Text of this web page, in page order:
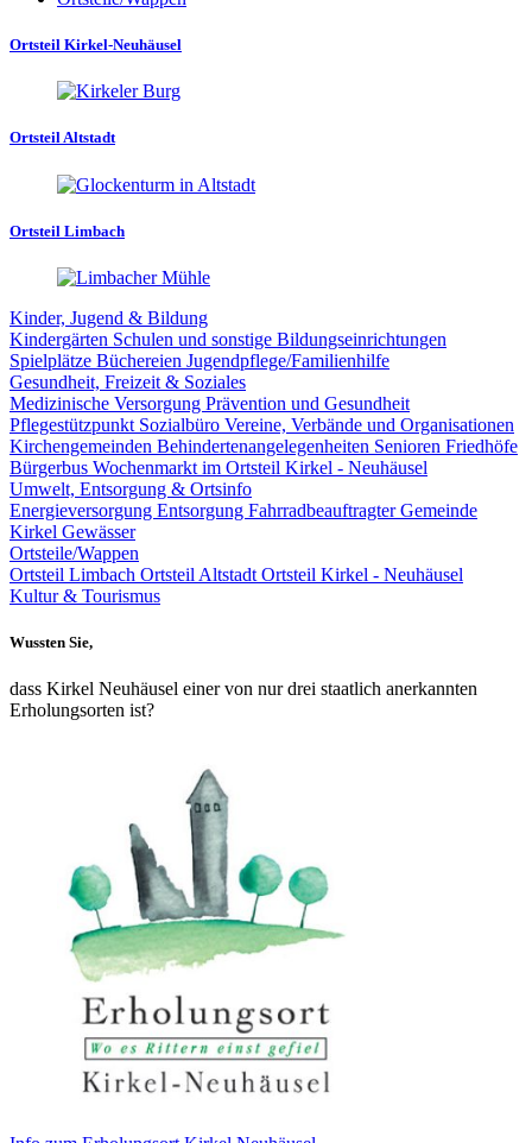
Ortsteil Kirkel-Neuhäusel
Ortsteil Altstadt
Ortsteil Limbach
Kinder, Jugend & Bildung
Kindergärten Schulen und sonstige Bildungseinrichtungen
Spielplätze Büchereien Jugendpflege/Familienhilfe
Gesundheit, Freizeit & Soziales
Medizinische Versorgung Prävention und Gesundheit
Pflegestützpunkt Sozialbüro Vereine, Verbände und Organisationen
Kirchengemeinden Behindertenangelegenheiten Senioren Friedhöfe
Bürgerbus Wochenmarkt im Ortsteil Kirkel - Neuhäusel
Umwelt, Entsorgung & Ortsinfo
Energieversorgung Entsorgung Fahrradbeauftragter Gemeinde
Kirkel Gewässer
Ortsteile/Wappen
Ortsteil Limbach Ortsteil Altstadt Ortsteil Kirkel - Neuhäusel
Kultur & Tourismus
Wussten Sie,
dass Kirkel Neuhäusel einer von nur drei staatlich anerkannten
Erholungsorten ist?